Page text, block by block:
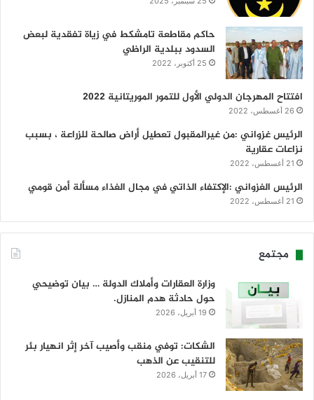
حاكم مقاطعة تامشكط في زياة تفقدية لبعض
السدود ببلدية الراظي
25 أكتوبر، 2022
افتتاح المهرجان الدولي الأول للتمور الموريتانية 2022
26 أغسطس، 2022
الرئيس غزواني :من غيرالمقبول تعطيل أراض صالحة للزراعة ، بسبب
نزاعات عقارية
21 أغسطس، 2022
الرئيس الغزواني :الإكتفاء الذاتي في مجال الغذاء مسألة أمن قومي
21 أغسطس، 2022
مجتمع
وزارة العقارات وأملاك الدولة … بيان توضيحي
حول حادثة هدم المنازل.
19 أبريل، 2026
الشكات: توفي منقب وأصيب آخر إثر انهيار بئر
للتنقيب عن الذهب
17 أبريل، 2026